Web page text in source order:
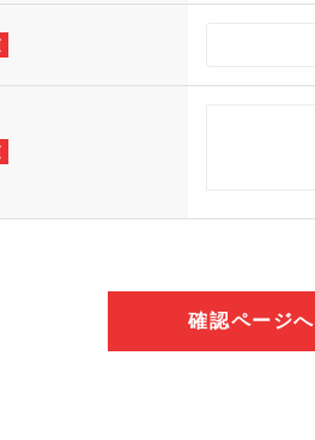
確認ページへ